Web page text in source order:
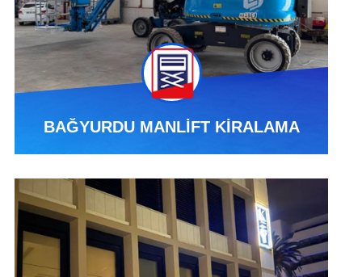
BAĞYURDU MANLİFT KİRALAMA